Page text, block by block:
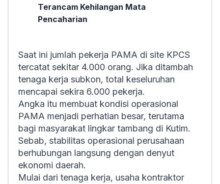
Terancam Kehilangan Mata
Pencaharian
Saat ini jumlah pekerja PAMA di site KPCS
tercatat sekitar 4.000 orang. Jika ditambah
tenaga kerja subkon, total keseluruhan
mencapai sekira 6.000 pekerja.
Angka itu membuat kondisi operasional
PAMA menjadi perhatian besar, terutama
bagi masyarakat lingkar tambang di Kutim.
Sebab, stabilitas operasional perusahaan
berhubungan langsung dengan denyut
ekonomi daerah.
Mulai dari tenaga kerja, usaha kontraktor